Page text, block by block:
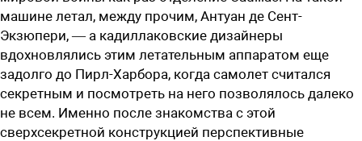
машине летал, между прочим, Антуан де Сент-
Экзюпери, — а кадиллаковские дизайнеры
вдохновлялись этим летательным аппаратом еще
задолго до Пирл-Харбора, когда самолет считался
секретным и посмотреть на него позволялось далеко
не всем. Именно после знакомства с этой
сверхсекретной конструкцией перспективные